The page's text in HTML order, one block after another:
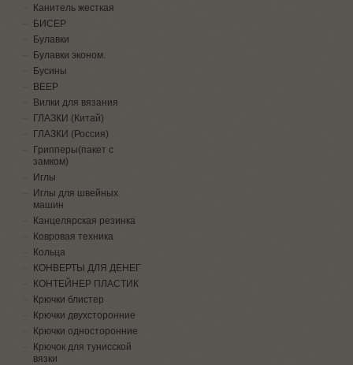
Канитель жесткая
БИСЕР
Булавки
Булавки эконом.
Бусины
ВЕЕР
Вилки для вязания
ГЛАЗКИ (Китай)
ГЛАЗКИ (Россия)
Грипперы(пакет с
замком)
Иглы
Иглы для швейных
машин
Канцелярская резинка
Ковровая техника
Кольца
КОНВЕРТЫ ДЛЯ ДЕНЕГ
КОНТЕЙНЕР ПЛАСТИК
Крючки блистер
Крючки двухсторонние
Крючки односторонние
Крючок для тунисской
вязки